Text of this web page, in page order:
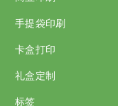
手提袋印刷
卡盒打印
礼盒定制
标签